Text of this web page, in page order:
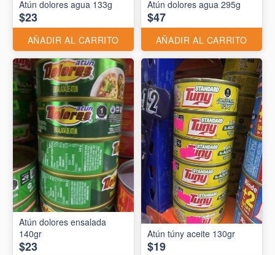
Atún dolores agua 133g
$23
AÑADIR AL CARRITO
Atún dolores agua 295g
$47
AÑADIR AL CARRITO
Atún dolores ensalada
140gr
$23
Atún túny aceite 130gr
$19